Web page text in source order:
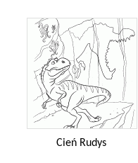
Cień Rudys